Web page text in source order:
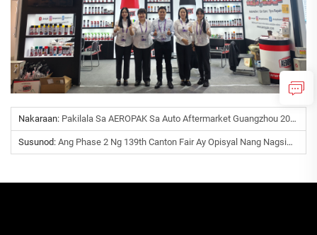
Nakaraan: Pakilala Sa AEROPAK Sa Auto Aftermarket Guangzhou 2026!
Susunod: Ang Phase 2 Ng 139th Canton Fair Ay Opisyal Nang Nagsimula!